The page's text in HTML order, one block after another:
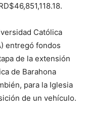
Católica
entregó fondos
de la extensión
de Barahona
para la Iglesia
de un vehículo.